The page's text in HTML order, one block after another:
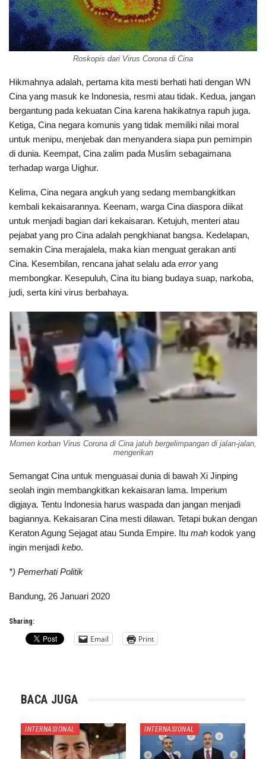
Roskopis dari Virus Corona di Cina
Hikmahnya adalah, pertama kita mesti berhati hati dengan WN
Cina yang masuk ke Indonesia, resmi atau tidak. Kedua, jangan
bergantung pada kekuatan Cina karena hakikatnya rapuh juga.
Ketiga, Cina negara komunis yang tidak memiliki nilai moral
untuk menipu, menjebak dan menyandera siapa pun pemimpin
di dunia. Keempat, Cina zalim pada Muslim sebagaimana
terhadap warga Uighur.
Kelima, Cina negara angkuh yang sedang membangkitkan
kembali kekaisarannya. Keenam, warga Cina diaspora diikat
untuk menjadi bagian dari kekaisaran. Ketujuh, menteri atau
pejabat yang pro Cina adalah pengkhianat bangsa. Kedelapan,
semakin Cina merajalela, maka kian menguat gerakan anti
Cina. Kesembilan, rencana jahat selalu ada erroryang
membongkar. Kesepuluh, Cina itu biang budaya suap, narkoba,
judi, serta kini virus berbahaya.
Momen korban Virus Corona di Cina jatuh bergelimpangan di jalan-jalan,
mengerikan
Semangat Cina untuk menguasai dunia di bawah Xi Jinping
seolah ingin membangkitkan kekaisaran lama. Imperium
digjaya. Tentu Indonesia harus waspada dan jangan menjadi
bagiannya. Kekaisaran Cina mesti dilawan. Tetapi bukan dengan
Keraton Agung Sejagat atau Sunda Empire. Itu mah kodok yang
ingin menjadi kebo.
*) Pemerhati Politik
Bandung, 26 Januari 2020
Sharing:
Email Print
BACA JUGA
INTERNASIONAL INTERNASIONAL